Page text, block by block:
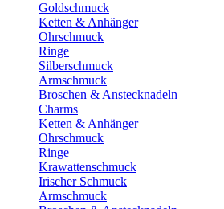
Goldschmuck
Ketten & Anhänger
Ohrschmuck
Ringe
Silberschmuck
Armschmuck
Broschen & Anstecknadeln
Charms
Ketten & Anhänger
Ohrschmuck
Ringe
Krawattenschmuck
Irischer Schmuck
Armschmuck